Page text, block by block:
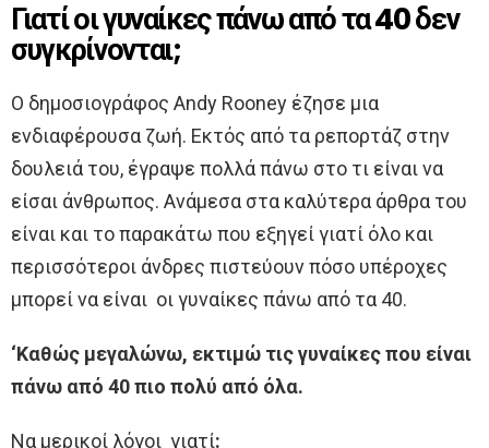
Γιατί οι γυναίκες πάνω από τα 40 δεν
συγκρίνονται;
Ο δημοσιογράφος Andy Rooney έζησε μια
ενδιαφέρουσα ζωή. Εκτός από τα ρεπορτάζ στην
δουλειά του, έγραψε πολλά πάνω στο τι είναι να
είσαι άνθρωπος. Ανάμεσα στα καλύτερα άρθρα του
είναι και το παρακάτω που εξηγεί γιατί όλο και
περισσότεροι άνδρες πιστεύουν πόσο υπέροχες
μπορεί να είναι οι γυναίκες πάνω από τα 40.
‘Καθώς μεγαλώνω, εκτιμώ τις γυναίκες που είναι
πάνω από 40 πιο πολύ από όλα.
Να μερικοί λόγοι γιατί: